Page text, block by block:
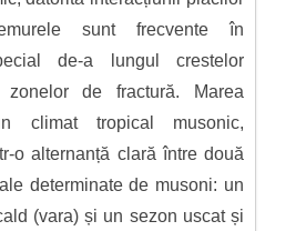
sunt frecvente în
de-a lungul crestelor
de fractură. Marea
climat tropical musonic,
o alternanță clară între două
determinate de musoni: un
(vara) și un sezon uscat și